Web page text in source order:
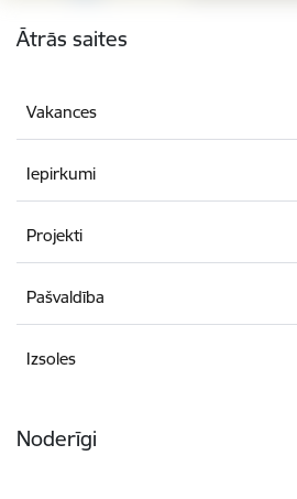
Ātrās saites
Vakances
Iepirkumi
Projekti
Pašvaldība
Izsoles
Noderīgi